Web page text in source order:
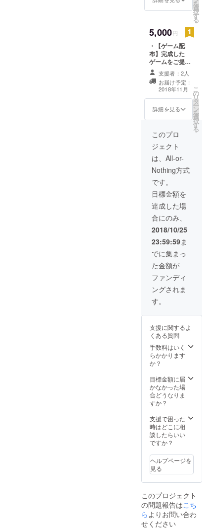
は可能） ・お礼を
選
択
す
る
5,000円
・【ゲーム配
布】完成した
ゲームをご提供
致します。 ・
【攻略法配布】
クリアーまでの
攻略法をご提供
致します（見な
くてもクリアー
は可能） ・【制
程を一通り説明
する動画（15
分）をご提供致
します。 ・お礼
のメッセージを
差し上げます。
支援者：2人
お届け予定：
2018年11月
詳細を見る
こ
の
リ
タ
ー
ン
を
選
択
す
る
このプロ
ジェクト
は、All-or-
Nothing方式
です。
目標金額を
達成した場
合にのみ、
2018/10/25
23:59:59ま
でに集まっ
た金額が
ファンディ
ングされま
す。
支援に関するよ
くある質問
手数料はいく
らかかります
か？
目標金額に届
かなかった場
合どうなりま
すか？
支援で困った
時はどこに相
談したらいい
ですか？
ヘルプページを
見る
このプロジェクト
の問題報告はこち
ら よりお問い合わ
せください